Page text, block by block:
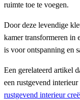
ruimte toe te voegen.
Door deze levendige
kamer transformeren in
is voor ontspanning en
Een gerelateerd artikel
een rustgevend interieur
rustgevend interieur